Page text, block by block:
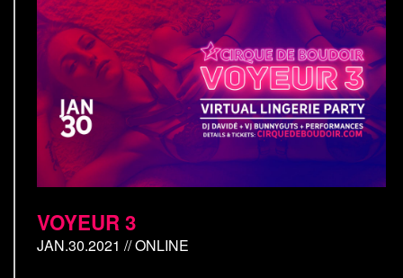
VOYEUR 3
JAN.30.2021 // ONLINE